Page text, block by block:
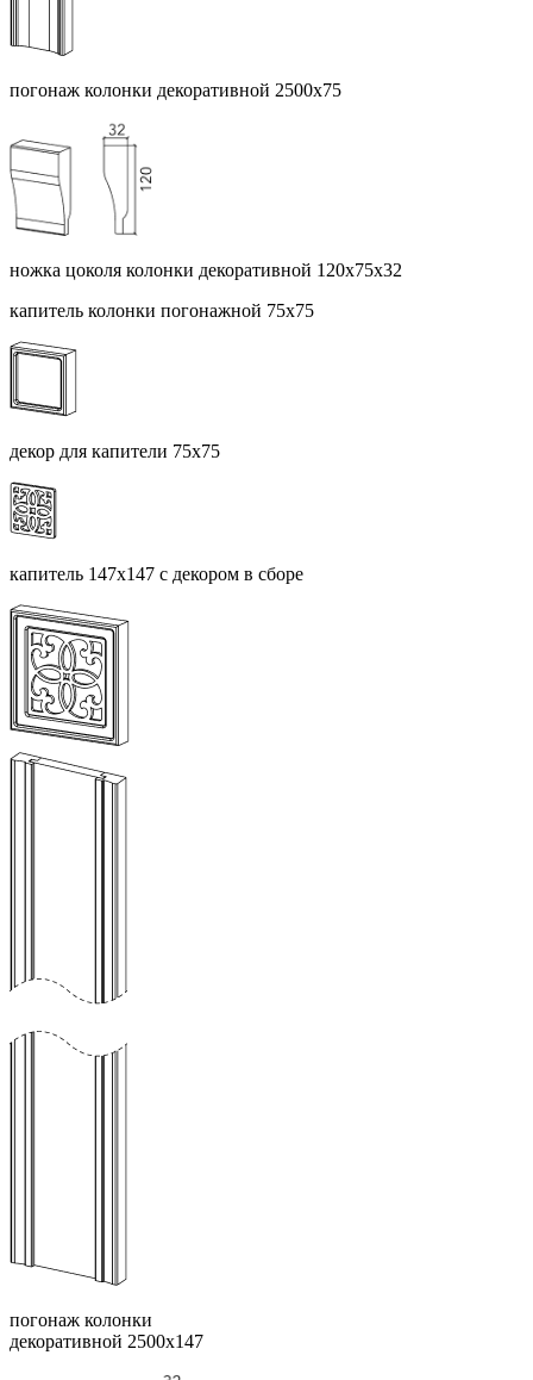
погонаж колонки декоративной 2500х75
ножка цоколя колонки декоративной 120х75х32
капитель колонки погонажной 75х75
декор для капители 75х75
капитель 147х147 с декором в сборе
погонаж колонки
декоративной 2500х147